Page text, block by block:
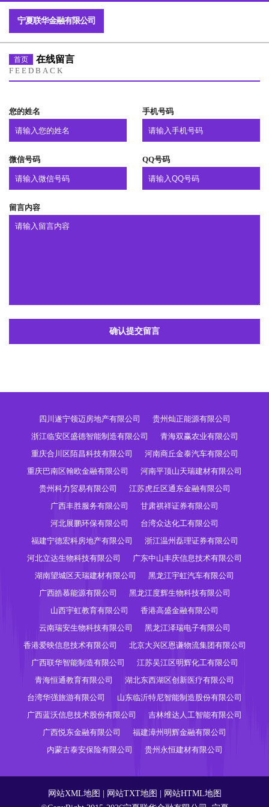
宁夏联华金融有限公司
首页 在线留言
FEEDBACK
您的姓名 手机号码
微信号码 QQ号码
留言内容
确认提交留言
四川遂宁领迈房地产有限公司
贵州灿正能源有限公司
浙江临安区盛德智能制造有限公司
青海双赢农业有限公司
重庆合川区陌昌科技有限公司
河南商丘金泰汽车有限公司
重庆巴南区翰欧金融有限公司
河南平顶山天瑞建材有限公司
贵州科力贸易有限公司
江苏虎丘区通东金融有限公司
广西丰胜服务有限公司
甘肃祺祥证券有限公司
河北展鹏环保有限公司
台湾众达化工有限公司
福建宁德宏科房地产有限公司
浙江温州磊理证券有限公司
河北立达生物科技有限公司
广东中山丰庆信息技术有限公司
湖南望城区天瑞建材有限公司
黑龙江宇虹汽车有限公司
广西皓慕能源有限公司
黑龙江度辉生物科技有限公司
山西宇虹教育有限公司
香港高盛金融有限公司
云南瑞安生物科技有限公司
黑龙江泽瑞电子有限公司
香港爱映信息技术有限公司
北京大兴区恩谦物流集团有限公司
广西联华智能制造有限公司
江苏吴江区明辉化工有限公司
青海恒通教育有限公司
湖北东西湖区创新医疗有限公司
台湾华强旅游有限公司
山东临沂特尼智能制造股份有限公司
广西蓝沃信息技术股份有限公司
吉林维达人工智能有限公司
广西悦东金融有限公司
福建漳州明辉金融有限公司
内蒙古泰安保险有限公司
贵州永恒建材有限公司
网站XML地图 网站TXT地图
网站HTML地图